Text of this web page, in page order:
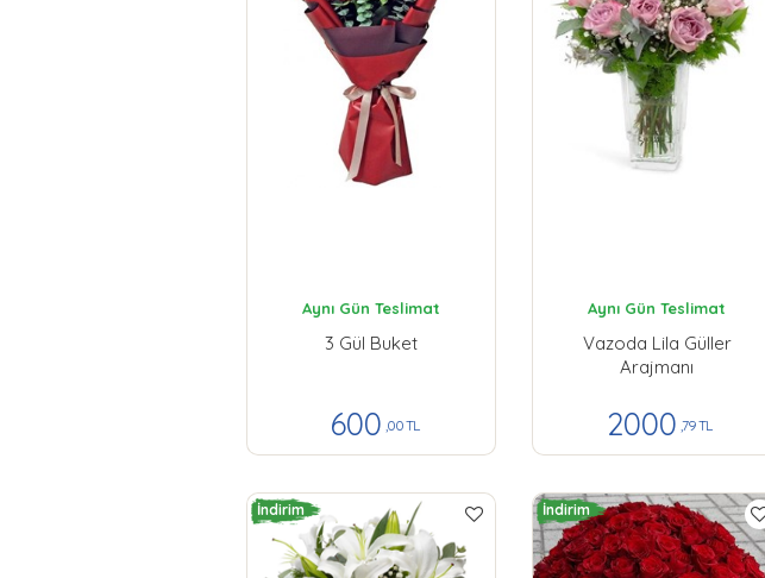
Aynı Gün Teslimat
3 Gül Buket
600 ,00 TL
Aynı Gün Teslimat
Vazoda Lila Güller
Arajmanı
2000 ,79 TL
İndirim İndirim